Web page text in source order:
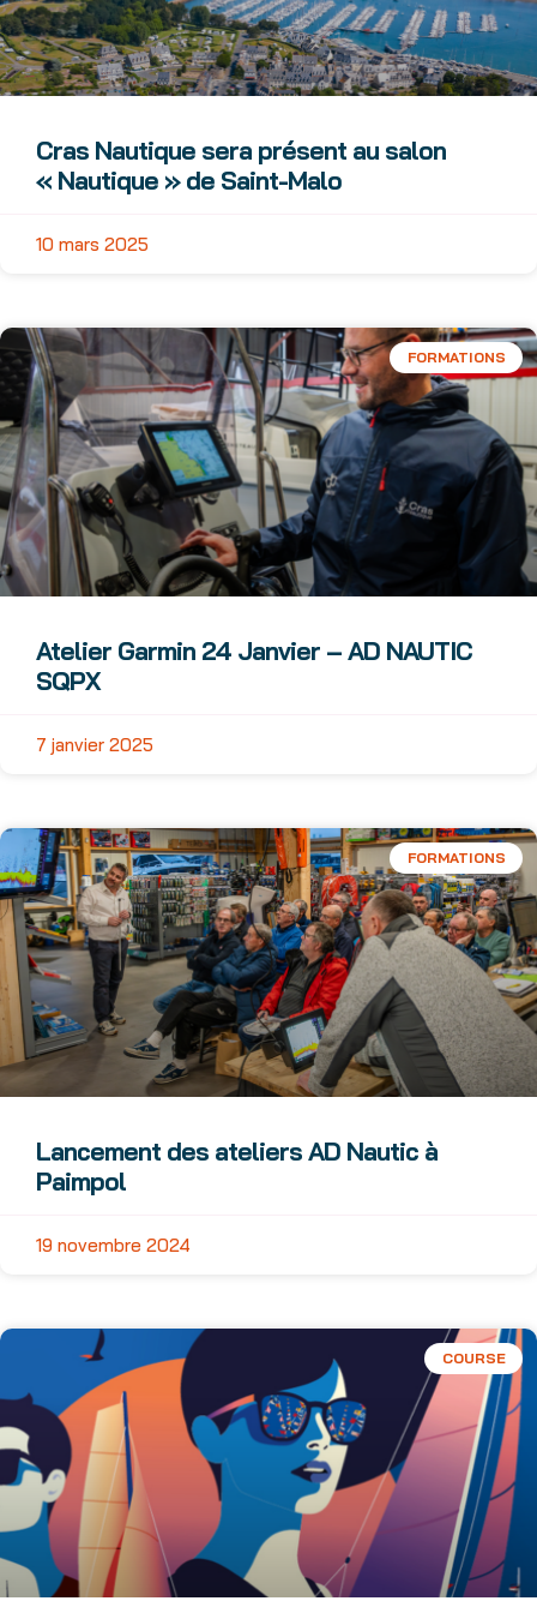
Cras Nautique sera présent au salon
« Nautique » de Saint-Malo
10 mars 2025
FORMATIONS
Atelier Garmin 24 Janvier – AD NAUTIC
SQPX
7 janvier 2025
FORMATIONS
Lancement des ateliers AD Nautic à
Paimpol
19 novembre 2024
COURSE